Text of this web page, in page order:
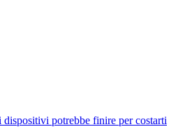
dispositivi potrebbe finire per costarti